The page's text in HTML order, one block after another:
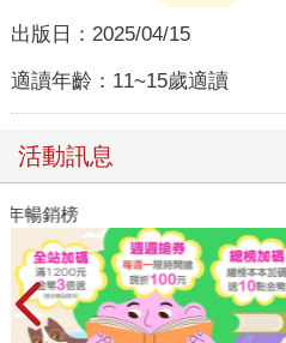
出版日： 2025/04/15
適讀年齡： 11~15歲適讀
活動訊息
夏日閱讀大冒險